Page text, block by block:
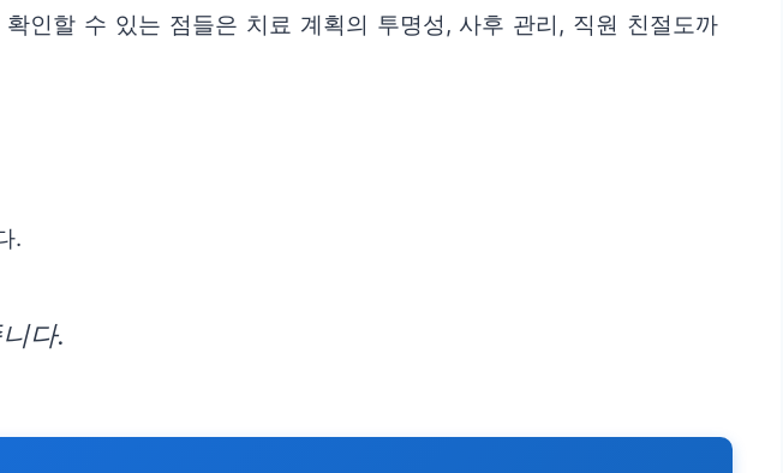
인할 수 있는 점들은 치료 계획의 투명성, 사후 관리, 직원 친절도까
.
다.